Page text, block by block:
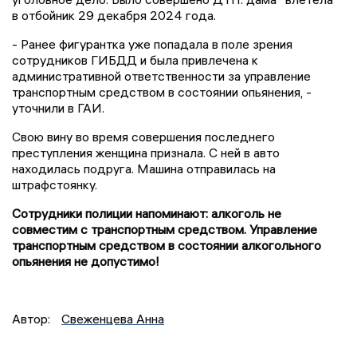
в отбойник 29 декабря 2024 года.
- Ранее фигурантка уже попадала в поле зрения
сотрудников ГИБДД и была привлечена к
административной ответственности за управление
транспортным средством в состоянии опьянения, -
уточнили в ГАИ.
Свою вину во время совершения последнего
преступления женщина признала. С ней в авто
находилась подруга. Машина отправилась на
штрафстоянку.
Сотрудники полиции напоминают: алкоголь не
совместим с транспортным средством. Управление
транспортным средством в состоянии алкогольного
опьянения не допустимо!
Автор: Свеженцева Анна